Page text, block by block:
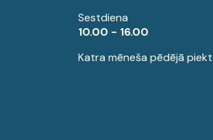
Sestdiena
10.00 - 16.00
Katra mēneša pēdējā